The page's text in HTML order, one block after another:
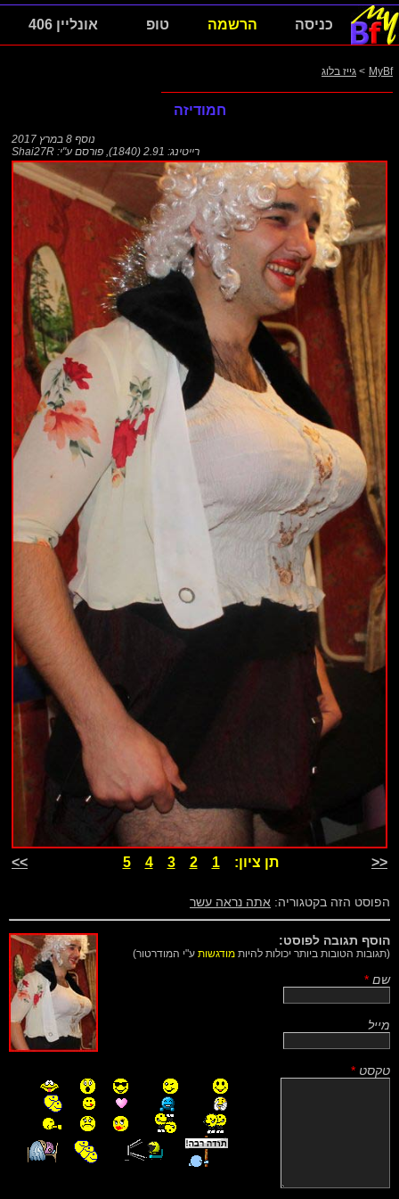
כניסה הרשמה טופ אונליין 406
MyBf
> גייז בלוג
חמודיזה
נוסף 8 במרץ 2017
רייטינג: 2.91 (1840)
, פורסם ע"י: Shai27R
<< תן ציון:1
2
3
4
5
>>
הפוסט הזה בקטגוריה: אתה נראה עשר
הוסף תגובה לפוסט:
(תגובות הטובות ביותר יכולות להיות מודגשות ע"י המודרטור)
שם *
מייל
טקסט *